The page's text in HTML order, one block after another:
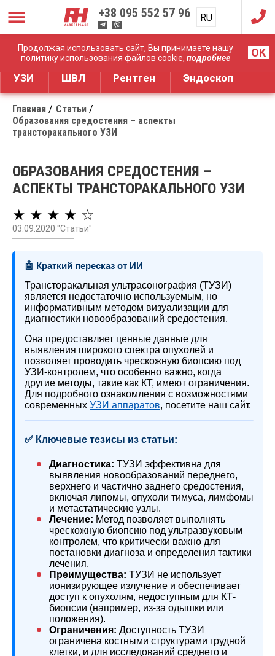
Продолжая использовать сайт, Вы принимаете нашу
политику использования файлов cookie, подробнее OK
+38 095 552 57 96 RU
UA
Дистрибуция медицинского оборудования
УЗИ ШВЛ Рентген Эндоскоп
Главная
Статьи
Образования средостения – аспекты
трансторакального УЗИ
ОБРАЗОВАНИЯ СРЕДОСТЕНИЯ –
АСПЕКТЫ ТРАНСТОРАКАЛЬНОГО УЗИ
★ ★ ★ ★ ☆
03.09.2020 "Статьи"
🤖 Краткий пересказ от ИИ
Трансторакальная ультрасонография (ТУЗИ)
является недостаточно используемым, но
информативным методом визуализации для
диагностики новообразований средостения.
Она предоставляет ценные данные для
выявления широкого спектра опухолей и
позволяет проводить чрескожную биопсию под
УЗИ-контролем, что особенно важно, когда
другие методы, такие как КТ, имеют ограничения.
Для подробного ознакомления с возможностями
современных УЗИ аппаратов, посетите наш сайт.
✅ Ключевые тезисы из статьи:
Диагностика: ТУЗИ эффективна для
выявления новообразований переднего,
верхнего и частично заднего средостения,
включая липомы, опухоли тимуса, лимфомы
и метастатические узлы.
Лечение: Метод позволяет выполнять
чрескожную биопсию под ультразвуковым
контролем, что критически важно для
постановки диагноза и определения тактики
лечения.
Преимущества: ТУЗИ не использует
ионизирующее излучение и обеспечивает
доступ к опухолям, недоступным для КТ-
биопсии (например, из-за одышки или
положения).
Ограничения: Доступность ТУЗИ
ограничена костными структурами грудной
клетки, и для исследований среднего и